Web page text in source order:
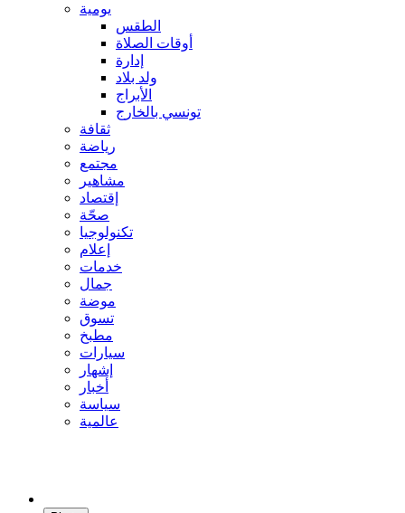
يومية
الطقس
أوقات الصلاة
إدارة
ولد بلاد
الأبراج
تونسي بالخارج
ثقافة
رياضة
مجتمع
مشاهير
إقتصاد
صحّة
تكنولوجيا
إعلام
خدمات
جمال
موضة
تسوق
مطبخ
سيارات
إشهار
أخبار
سياسة
عالمية